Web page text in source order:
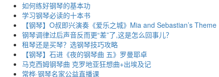
如何练好钢琴的基本功
学习钢琴必读的十本书
【钢琴】O叔即兴演奏《爱乐之城》Mia and Sebastian’s Theme
钢琴调律过后声音反而更“差”了,这是怎么回事儿？
租琴还是买琴？选钢琴技巧攻略
【钢琴】石进《夜的钢琴曲 五》罗曼耶卓
马克西姆钢琴曲 克罗地亚狂想曲+出埃及记
常桦·钢琴名家公益直播课